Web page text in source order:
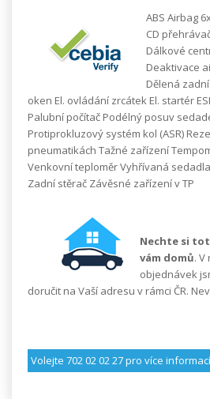
ABS Airbag
CD
Dálkové
Deaktivace
Dělená
oken El. ovládání zrcátek El. startér
Palubní počítač Podélný posuv
Protiprokluzový systém kol (ASR)
pneumatikách Tažné zařízení
Venkovní teploměr Vyhřívaná
Zadní stěrač Závěsné zařízení v TP
Nechte si
vám domů.
objednávek
doručit na Vaší adresu v rámci ČR.
Volejte 702 02 02 27pro více